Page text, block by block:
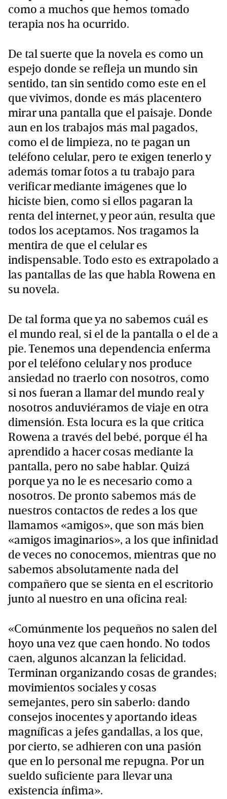
como a muchos que hemos tomado
terapia nos ha ocurrido.
De tal suerte que la novela es como un
espejo donde se refleja un mundo sin
sentido, tan sin sentido como este en el
que vivimos, donde es más placentero
mirar una pantalla que el paisaje. Donde
aun en los trabajos más mal pagados,
como el de limpieza, no te pagan un
teléfono celular, pero te exigen tenerlo y
además tomar fotos a tu trabajo para
verificar mediante imágenes que lo
hiciste bien, como si ellos pagaran la
renta del internet, y peor aún, resulta que
todos los aceptamos. Nos tragamos la
mentira de que el celular es
indispensable. Todo esto es extrapolado a
las pantallas de las que habla Rowena en
su novela.
De tal forma que ya no sabemos cuál es
el mundo real, si el de la pantalla o el de a
pie. Tenemos una dependencia enferma
por el teléfono celular y nos produce
ansiedad no traerlo con nosotros, como
si nos fueran a llamar del mundo real y
nosotros anduviéramos de viaje en otra
dimensión. Esta locura es la que critica
Rowena a través del bebé, porque él ha
aprendido a hacer cosas mediante la
pantalla, pero no sabe hablar. Quizá
porque ya no le es necesario como a
nosotros. De pronto sabemos más de
nuestros contactos de redes a los que
llamamos «amigos», que son más bien
«amigos imaginarios», a los que infinidad
de veces no conocemos, mientras que no
sabemos absolutamente nada del
compañero que se sienta en el escritorio
junto al nuestro en una oficina real:
«Comúnmente los pequeños no salen del
hoyo una vez que caen hondo. No todos
caen, algunos alcanzan la felicidad.
Terminan organizando cosas de grandes;
movimientos sociales y cosas
semejantes, pero sin saberlo: dando
consejos inocentes y aportando ideas
magníficas a jefes gandallas, a los que,
por cierto, se adhieren con una pasión
que en lo personal me repugna. Por un
sueldo suficiente para llevar una
existencia ínfima».